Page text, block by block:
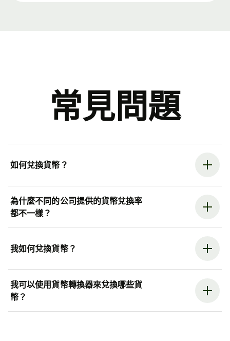
常見問題
如何兌換貨幣？
為什麼不同的公司提供的貨幣兌換率
都不一樣？
我如何兌換貨幣？
我可以使用貨幣轉換器來兌換哪些貨
幣？